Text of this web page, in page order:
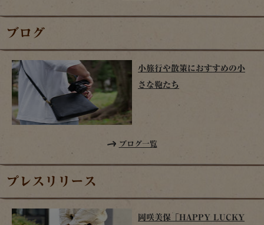
ブログ
小旅行や散策におすすめの小
さな鞄たち
ブログ一覧
プレスリリース
岡咲美保「HAPPY LUCKY